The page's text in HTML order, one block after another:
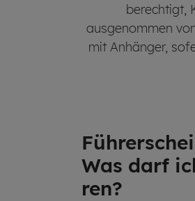
berechtigt,
ausgenommen
mit Anhänger,
Was darf
ren?